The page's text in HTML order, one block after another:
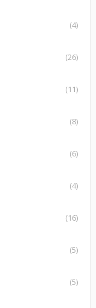
(4)
(26)
(11)
(8)
(6)
(4)
(16)
(5)
(5)